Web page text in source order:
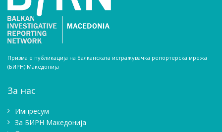
Призма е публикација на Балканската истражувачка репортерска мрежа
(БИРН) Македонија
За нас
Импресум
Зa БИРН Македонија